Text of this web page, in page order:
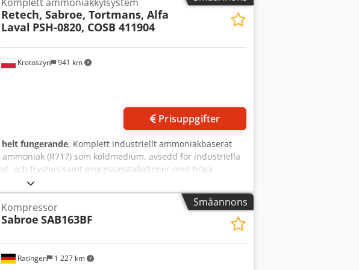
Krotoszyn 941 km
Komplett ammoniakkylsystem
Retech, Sabroe, Tortmans, Alfa
Laval PSH-0820, COSB 411904
Prisuppgifter
helt fungerande, Komplett industriellt ammoniakbaserat
(R717) som köldmedium, avsedd för industriella
och fryshus samt processinstallationer med höga
tryckkärl, värmeväxlare, cirkulationspumpar och
Tillverkare: Retech Refrigeration
Dcsdpfx Amoydqpvoksk Tillverkningsår: 1994 Volym:
29 bar Köldmedium: R717 Utrustning: 2
Kondensor / värmeväxlare (rör-/manteltyp) Tillverkare:
1994 Köldmedium: R717 Volym: 134 / 61,9 l Mått:
Volym: 80 l Köldmedium: R717 Mått: 1300 × 500 ×
Småannons
Ratingen 1 227 km
Kompressor
Sabroe SAB163BF